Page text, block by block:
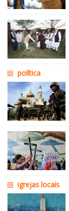
política
igrejas locais